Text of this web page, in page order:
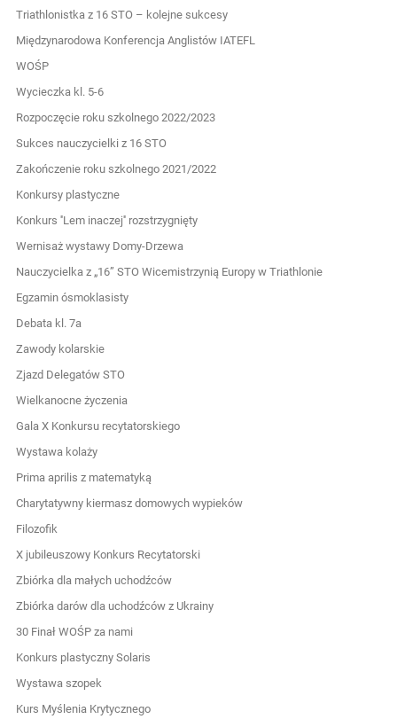
Triathlonistka z 16 STO – kolejne sukcesy
Międzynarodowa Konferencja Anglistów IATEFL
WOŚP
Wycieczka kl. 5-6
Rozpoczęcie roku szkolnego 2022/2023
Sukces nauczycielki z 16 STO
Zakończenie roku szkolnego 2021/2022
Konkursy plastyczne
Konkurs ''Lem inaczej'' rozstrzygnięty
Wernisaż wystawy Domy-Drzewa
Nauczycielka z „16” STO Wicemistrzynią Europy w Triathlonie
Egzamin ósmoklasisty
Debata kl. 7a
Zawody kolarskie
Zjazd Delegatów STO
Wielkanocne życzenia
Gala X Konkursu recytatorskiego
Wystawa kolaży
Prima aprilis z matematyką
Charytatywny kiermasz domowych wypieków
Filozofik
X jubileuszowy Konkurs Recytatorski
Zbiórka dla małych uchodźców
Zbiórka darów dla uchodźców z Ukrainy
30 Finał WOŚP za nami
Konkurs plastyczny Solaris
Wystawa szopek
Kurs Myślenia Krytycznego